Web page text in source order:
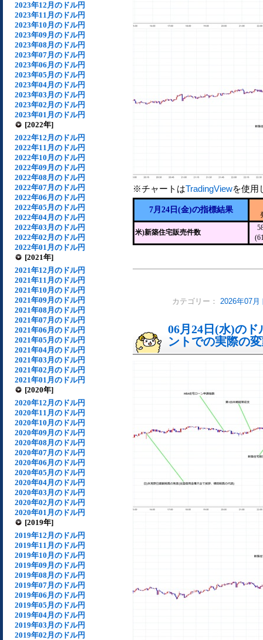
2023年12月のドル円
2023年11月のドル円
2023年10月のドル円
2023年09月のドル円
2023年08月のドル円
2023年07月のドル円
2023年06月のドル円
2023年05月のドル円
2023年04月のドル円
2023年03月のドル円
2023年02月のドル円
2023年01月のドル円
[2022年]
2022年12月のドル円
2022年11月のドル円
2022年10月のドル円
2022年09月のドル円
2022年08月のドル円
2022年07月のドル円
2022年06月のドル円
2022年05月のドル円
2022年04月のドル円
2022年03月のドル円
2022年02月のドル円
2022年01月のドル円
[2021年]
2021年12月のドル円
2021年11月のドル円
2021年10月のドル円
2021年09月のドル円
2021年08月のドル円
2021年07月のドル円
2021年06月のドル円
2021年05月のドル円
2021年04月のドル円
2021年03月のドル円
2021年02月のドル円
2021年01月のドル円
[2020年]
2020年12月のドル円
2020年11月のドル円
2020年10月のドル円
2020年09月のドル円
2020年08月のドル円
2020年07月のドル円
2020年06月のドル円
2020年05月のドル円
2020年04月のドル円
2020年03月のドル円
2020年02月のドル円
2020年01月のドル円
[2019年]
2019年12月のドル円
2019年11月のドル円
2019年10月のドル円
2019年09月のドル円
2019年08月のドル円
2019年07月のドル円
2019年06月のドル円
2019年05月のドル円
2019年04月のドル円
2019年03月のドル円
2019年02月のドル円
※チャートはTradingViewを使用
7月24日(金)の指標結果
米)新築住宅販売件数
カテゴリー： 2026年07月
06月24日(水)の
ントでの実際の